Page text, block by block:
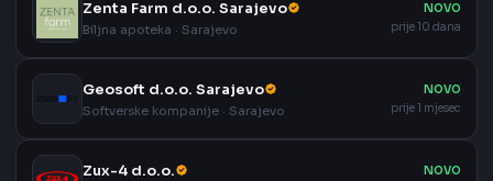
Zenta Farm d.o.o. Sarajevo
Biljna apoteka · Sarajevo
NOVO
prije 10 dana
Geosoft d.o.o. Sarajevo
Softverske kompanije · Sarajevo
NOVO
prije 1 mjesec
Zux-4 d.o.o.
NOVO